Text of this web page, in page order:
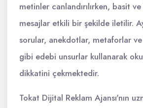
metinler canlandırılırken, basit
mesajlar etkili bir şekilde iletilir.
sorular, anekdotlar, metaforlar
gibi edebi unsurlar kullanarak
dikkatini çekmektedir.
Tokat Dijital Reklam Ajansı'nın